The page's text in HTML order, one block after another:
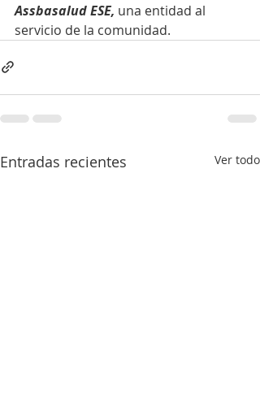
Assbasalud ESE, una entidad al
servicio de la comunidad.
Entradas recientes Ver todo